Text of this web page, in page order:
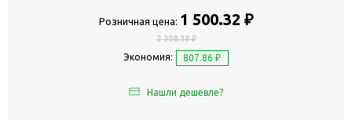
Розничная цена: 1 500.32 ₽
2 308.18 ₽
Экономия: 807.86 ₽
Нашли дешевле?